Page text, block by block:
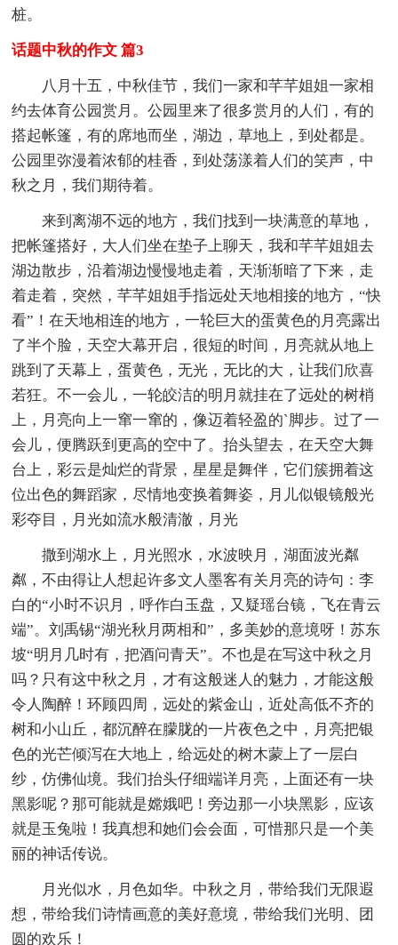
桩。
话题中秋的作文 篇3
八月十五，中秋佳节，我们一家和芊芊姐姐一家相
约去体育公园赏月。公园里来了很多赏月的人们，有的
搭起帐篷，有的席地而坐，湖边，草地上，到处都是。
公园里弥漫着浓郁的桂香，到处荡漾着人们的笑声，中
秋之月，我们期待着。
来到离湖不远的地方，我们找到一块满意的草地，
把帐篷搭好，大人们坐在垫子上聊天，我和芊芊姐姐去
湖边散步，沿着湖边慢慢地走着，天渐渐暗了下来，走
着走着，突然，芊芊姐姐手指远处天地相接的地方，“快
看”！在天地相连的地方，一轮巨大的蛋黄色的月亮露出
了半个脸，天空大幕开启，很短的时间，月亮就从地上
跳到了天幕上，蛋黄色，无光，无比的大，让我们欣喜
若狂。不一会儿，一轮皎洁的明月就挂在了远处的树梢
上，月亮向上一窜一窜的，像迈着轻盈的`脚步。过了一
会儿，便腾跃到更高的空中了。抬头望去，在天空大舞
台上，彩云是灿烂的背景，星星是舞伴，它们簇拥着这
位出色的舞蹈家，尽情地变换着舞姿，月儿似银镜般光
彩夺目，月光如流水般清澈，月光
撒到湖水上，月光照水，水波映月，湖面波光粼
粼，不由得让人想起许多文人墨客有关月亮的诗句：李
白的“小时不识月，呼作白玉盘，又疑瑶台镜，飞在青云
端”。刘禹锡“湖光秋月两相和”，多美妙的意境呀！苏东
坡“明月几时有，把酒问青天”。不也是在写这中秋之月
吗？只有这中秋之月，才有这般迷人的魅力，才能这般
令人陶醉！环顾四周，远处的紫金山，近处高低不齐的
树和小山丘，都沉醉在朦胧的一片夜色之中，月亮把银
色的光芒倾泻在大地上，给远处的树木蒙上了一层白
纱，仿佛仙境。我们抬头仔细端详月亮，上面还有一块
黑影呢？那可能就是嫦娥吧！旁边那一小块黑影，应该
就是玉兔啦！我真想和她们会会面，可惜那只是一个美
丽的神话传说。
月光似水，月色如华。中秋之月，带给我们无限遐
想，带给我们诗情画意的美好意境，带给我们光明、团
圆的欢乐！